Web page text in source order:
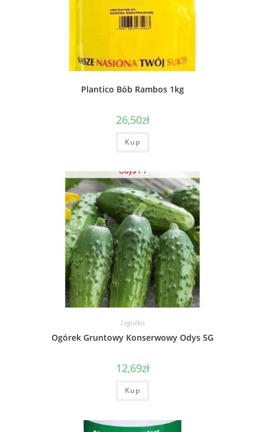
Plantico Bób Rambos 1kg
26,50zł
Kup
Legutko
Ogórek Gruntowy Konserwowy Odys 5G
12,69zł
Kup